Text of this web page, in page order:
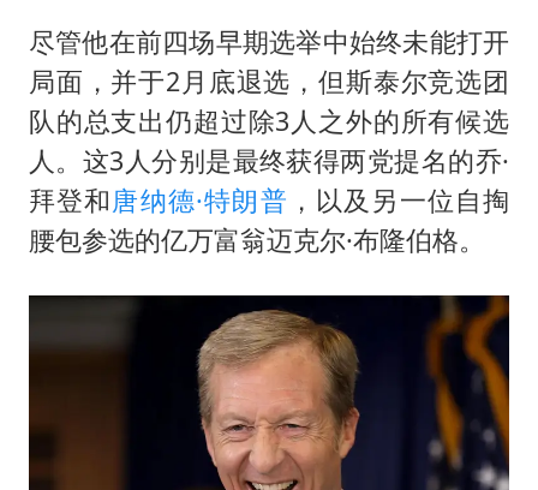
尽管他在前四场早期选举中始终未能打开
局面，并于2月底退选，但斯泰尔竞选团
队的总支出仍超过除3人之外的所有候选
人。这3人分别是最终获得两党提名的乔·
拜登和唐纳德·特朗普 ，以及另一位自掏
腰包参选的亿万富翁迈克尔·布隆伯格。